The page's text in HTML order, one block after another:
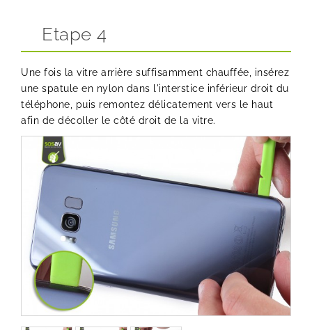
Etape 4
Une fois la vitre arrière suffisamment chauffée, insérez
une spatule en nylon dans l'interstice inférieur droit du
téléphone, puis remontez délicatement vers le haut
afin de décoller le côté droit de la vitre.